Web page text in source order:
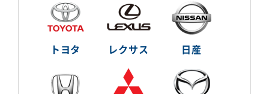
トヨタ レクサス 日産